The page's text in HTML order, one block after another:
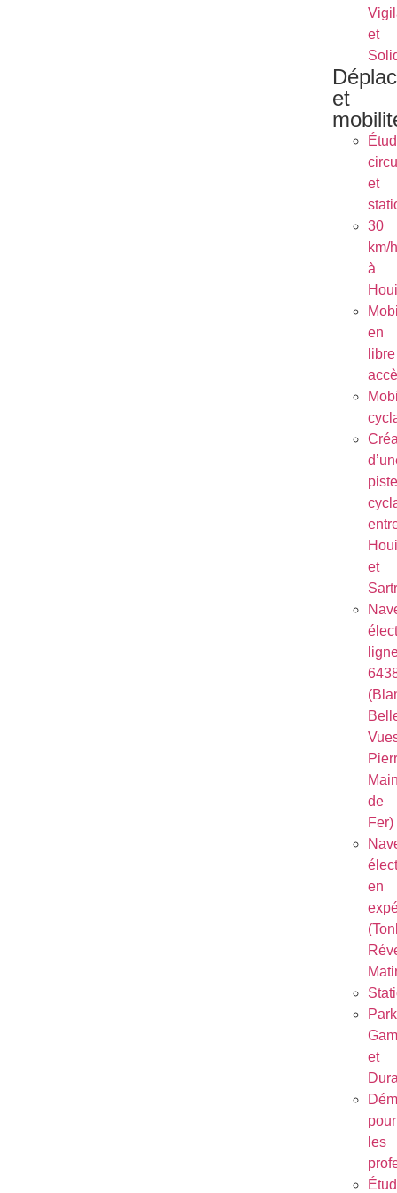
et
et
et
30
km/h
à
en
libre
piste
et
de
Fer)
en
et
pour
les